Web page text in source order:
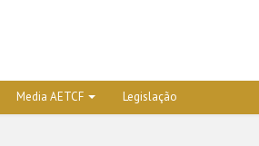
Media AETCF Legislação